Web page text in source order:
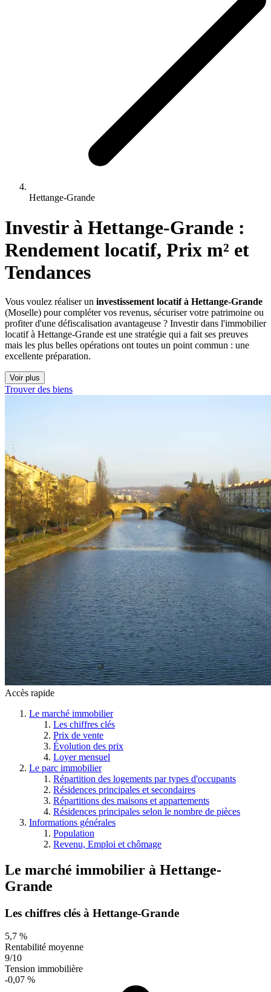
Hettange-Grande
Investir à Hettange-Grande :
Rendement locatif, Prix m² et
Tendances
Vous voulez réaliser un investissement locatif à Hettange-Grande
(Moselle) pour compléter vos revenus, sécuriser votre patrimoine ou
profiter d'une défiscalisation avantageuse ? Investir dans l'immobilier
locatif à Hettange-Grande est une stratégie qui a fait ses preuves
mais les plus belles opérations ont toutes un point commun : une
excellente préparation.
Voir plus
Trouver des biens
Accès rapide
Le marché immobilier
Les chiffres clés
Prix de vente
Évolution des prix
Loyer mensuel
Le parc immobilier
Répartition des logements par types d'occupants
Résidences principales et secondaires
Répartitions des maisons et appartements
Résidences principales selon le nombre de pièces
Informations générales
Population
Revenu, Emploi et chômage
Le marché immobilier à Hettange-
Grande
Les chiffres clés à Hettange-Grande
5,7 %
Rentabilité moyenne
9/10
Tension immobilière
-0,07 %